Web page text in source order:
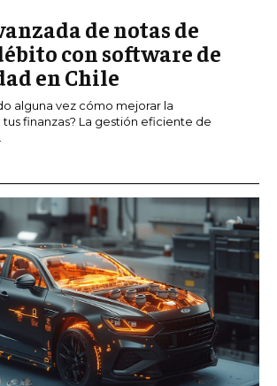
de notas de
con software de
en Chile
alguna vez cómo mejorar la
finanzas? La gestión eficiente de